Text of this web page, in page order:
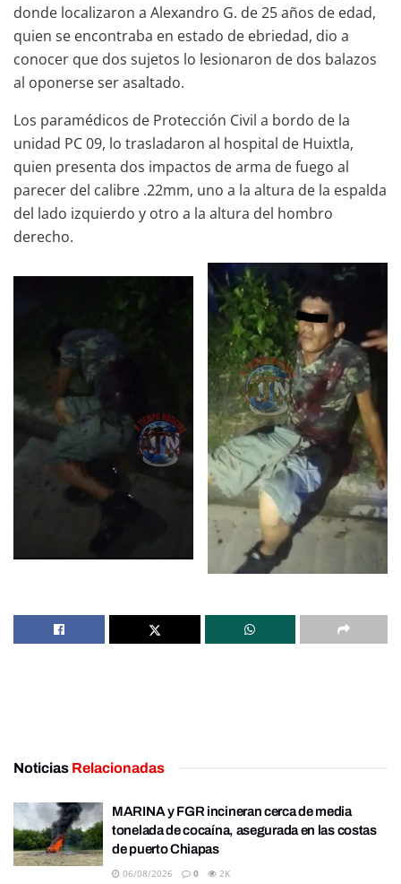
donde localizaron a Alexandro G. de 25 años de edad,
quien se encontraba en estado de ebriedad, dio a
conocer que dos sujetos lo lesionaron de dos balazos
al oponerse ser asaltado.
Los paramédicos de Protección Civil a bordo de la
unidad PC 09, lo trasladaron al hospital de Huixtla,
quien presenta dos impactos de arma de fuego al
parecer del calibre .22mm, uno a la altura de la espalda
del lado izquierdo y otro a la altura del hombro
derecho.
Noticias Relacionadas
MARINA y FGR incineran cerca de media
tonelada de cocaína, asegurada en las costas
de puerto Chiapas
06/08/2026 0 2K